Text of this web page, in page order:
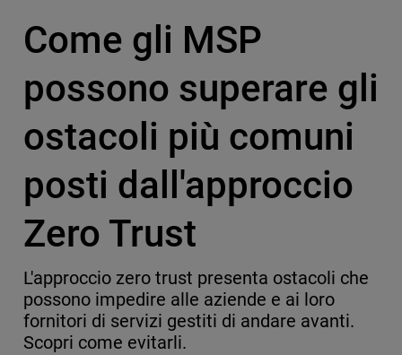
Come gli MSP
possono superare gli
ostacoli più comuni
posti dall'approccio
Zero Trust
L'approccio zero trust presenta ostacoli che
possono impedire alle aziende e ai loro
fornitori di servizi gestiti di andare avanti.
Scopri come evitarli.